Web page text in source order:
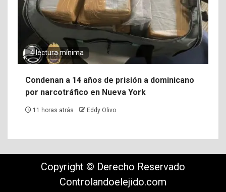
4 lectura mínima
Condenan a 14 años de prisión a dominicano
por narcotráfico en Nueva York
11 horas atrás Eddy Olivo
Copyright © Derecho Reservado
Controlandoelejido.com